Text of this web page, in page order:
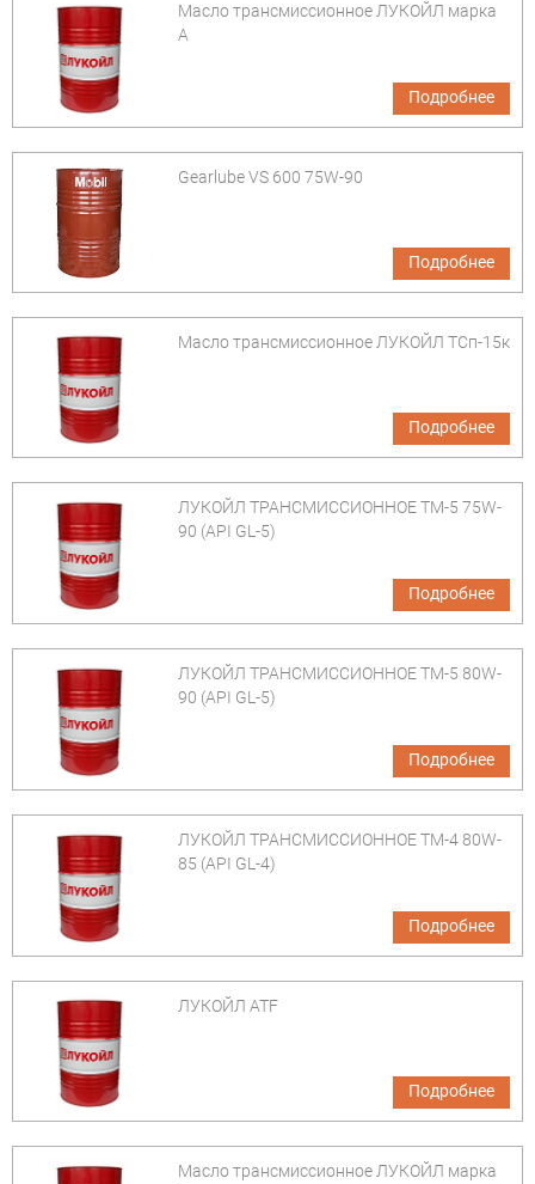
Масло трансмиссионное ЛУКОЙЛ марка
А
Подробнее
Gearlube VS 600 75W-90
Подробнее
Масло трансмиссионное ЛУКОЙЛ ТСп-15к
Подробнее
ЛУКОЙЛ ТРАНСМИССИОННОЕ ТМ-5 75W-
90 (API GL-5)
Подробнее
ЛУКОЙЛ ТРАНСМИССИОННОЕ ТМ-5 80W-
90 (API GL-5)
Подробнее
ЛУКОЙЛ ТРАНСМИССИОННОЕ ТМ-4 80W-
85 (API GL-4)
Подробнее
ЛУКОЙЛ ATF
Подробнее
Масло трансмиссионное ЛУКОЙЛ марка